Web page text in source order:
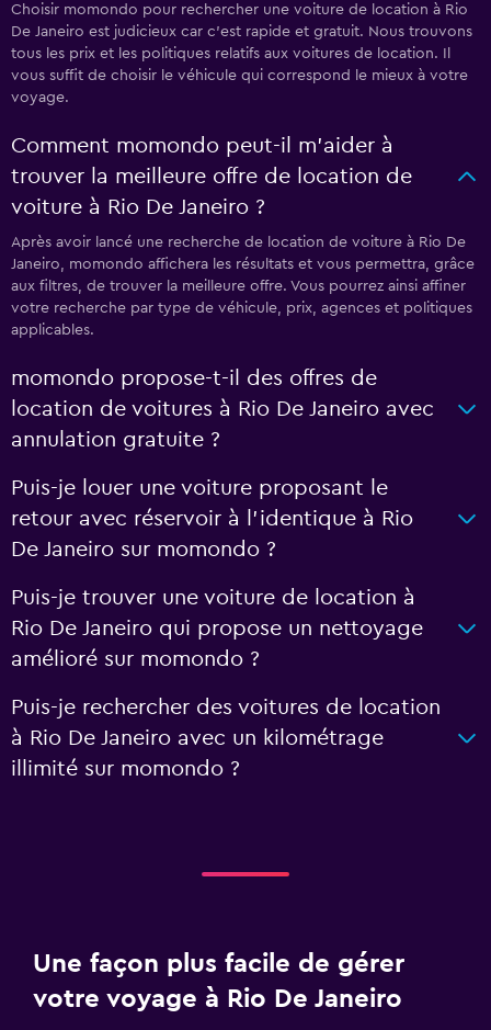
Choisir momondo pour rechercher une voiture de location à Rio
De Janeiro est judicieux car c'est rapide et gratuit. Nous trouvons
tous les prix et les politiques relatifs aux voitures de location. Il
vous suffit de choisir le véhicule qui correspond le mieux à votre
voyage.
Comment momondo peut-il m’aider à
trouver la meilleure offre de location de
voiture à Rio De Janeiro ?
Après avoir lancé une recherche de location de voiture à Rio De
Janeiro, momondo affichera les résultats et vous permettra, grâce
aux filtres, de trouver la meilleure offre. Vous pourrez ainsi affiner
votre recherche par type de véhicule, prix, agences et politiques
applicables.
momondo propose-t-il des offres de
location de voitures à Rio De Janeiro avec
annulation gratuite ?
Puis-je louer une voiture proposant le
retour avec réservoir à l’identique à Rio
De Janeiro sur momondo ?
Puis-je trouver une voiture de location à
Rio De Janeiro qui propose un nettoyage
amélioré sur momondo ?
Puis-je rechercher des voitures de location
à Rio De Janeiro avec un kilométrage
illimité sur momondo ?
Une façon plus facile de gérer
votre voyage à Rio De Janeiro